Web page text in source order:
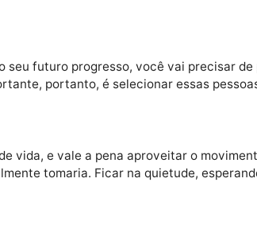
Selecione as pessoas com que
movimentos atuais, depois você